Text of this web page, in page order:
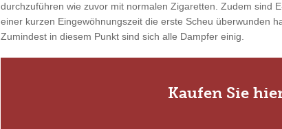
durchzuführen wie zuvor mit normalen Zigaretten. Zudem sind
einer kurzen Eingewöhnungszeit die erste Scheu überwunden
Zumindest in diesem Punkt sind sich alle Dampfer einig.
Kaufen Sie